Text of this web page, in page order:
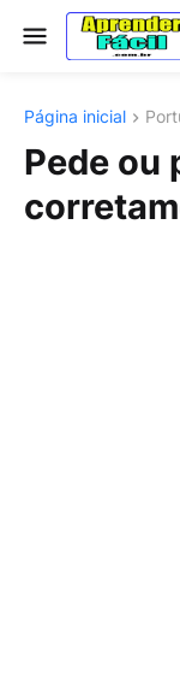
Página inicial
Pede ou